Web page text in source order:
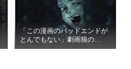
「この漫画のバッドエンドが
とんでもない」劇画狼の
TOP3